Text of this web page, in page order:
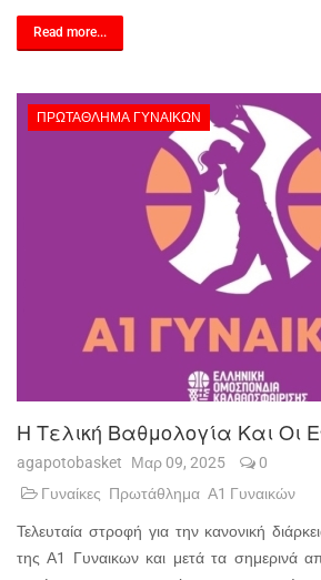
Read more...
ΠΡΩΤΆΘΛΗΜΑ ΓΥΝΑΙΚΏΝ
Η Τελική Βαθμολογία Και Οι
agapotobasket Μαρ 09, 2025
0
Γυναίκες Πρωτάθλημα Α1 Γυναικών
Τελευταία στροφή για την κανονική
της Α1 Γυναικων και μετά τα σημερινά